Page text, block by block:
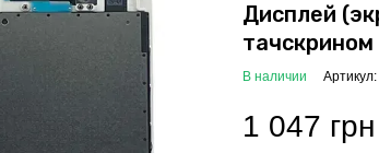
Дисплей
тачскрином
В наличии
1 047 грн